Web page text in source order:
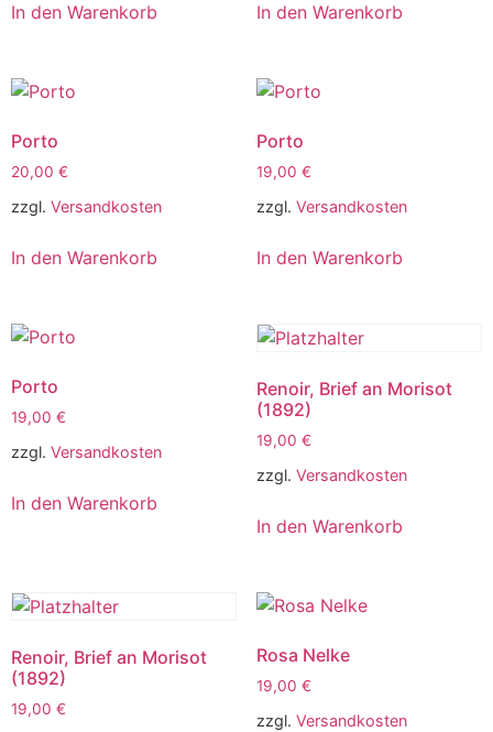
In den Warenkorb In den Warenkorb
Porto
20,00 €
zzgl. Versandkosten
In den Warenkorb
Porto
19,00 €
zzgl. Versandkosten
In den Warenkorb
Porto
19,00 €
zzgl. Versandkosten
In den Warenkorb
Renoir, Brief an Morisot
(1892)
19,00 €
zzgl. Versandkosten
In den Warenkorb
Renoir, Brief an Morisot
(1892)
19,00 €
Rosa Nelke
19,00 €
zzgl. Versandkosten